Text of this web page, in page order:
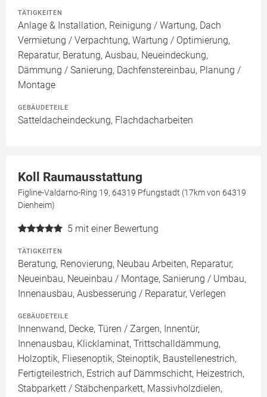
TÄTIGKEITEN
Anlage & Installation, Reinigung / Wartung, Dach
Vermietung / Verpachtung, Wartung / Optimierung,
Reparatur, Beratung, Ausbau, Neueindeckung,
Dämmung / Sanierung, Dachfenstereinbau, Planung /
Montage
GEBÄUDETEILE
Satteldacheindeckung, Flachdacharbeiten
Koll Raumausstattung
Figline-Valdarno-Ring 19, 64319 Pfungstadt (17km von 64319
Dienheim)
5 mit einer Bewertung
TÄTIGKEITEN
Beratung, Renovierung, Neubau Arbeiten, Reparatur,
Neueinbau, Neueinbau / Montage, Sanierung / Umbau,
Innenausbau, Ausbesserung / Reparatur, Verlegen
GEBÄUDETEILE
Innenwand, Decke, Türen / Zargen, Innentür,
Innenausbau, Klicklaminat, Trittschalldämmung,
Holzoptik, Fliesenoptik, Steinoptik, Baustellenestrich,
Fertigteilestrich, Estrich auf Dämmschicht, Heizestrich,
Stabparkett / Stäbchenparkett, Massivholzdielen,